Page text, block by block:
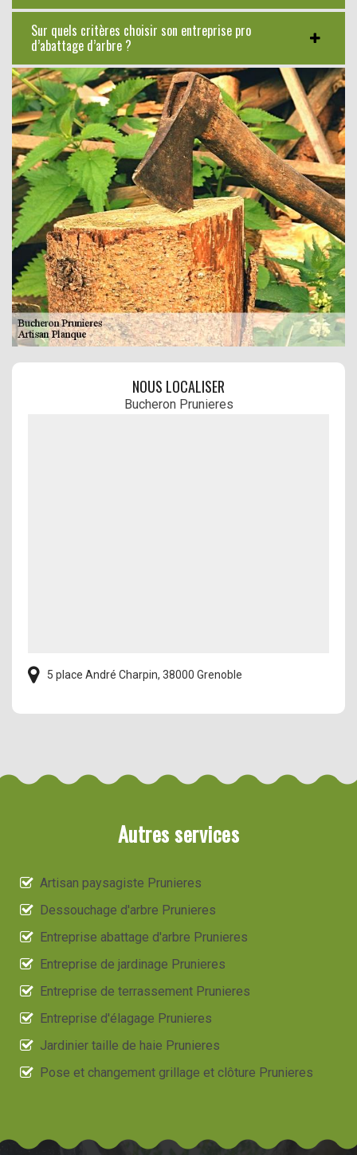
Sur quels critères choisir son entreprise pro
d’abattage d’arbre ?
NOUS LOCALISER
Bucheron Prunieres
5 place André Charpin, 38000 Grenoble
Autres services
Artisan paysagiste Prunieres
Dessouchage d'arbre Prunieres
Entreprise abattage d'arbre Prunieres
Entreprise de jardinage Prunieres
Entreprise de terrassement Prunieres
Entreprise d'élagage Prunieres
Jardinier taille de haie Prunieres
Pose et changement grillage et clôture Prunieres